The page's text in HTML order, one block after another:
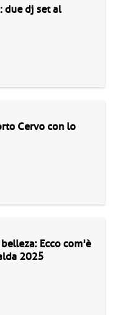
due dj set al
Cervo con lo
Ecco com'è
2025